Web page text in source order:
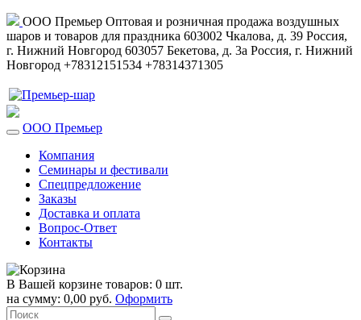
ООО Премьер Оптовая и розничная продажа воздушных
шаров и товаров для праздника 603002 Чкалова, д. 39 Россия,
г. Нижний Новгород 603057 Бекетова, д. 3а Россия, г. Нижний
Новгород +78312151534 +78314371305
ООО Премьер
Компания
Семинары и фестивали
Спецпредложение
Заказы
Доставка и оплата
Вопрос-Ответ
Контакты
В Вашей корзине товаров: 0 шт.
на сумму: 0,00 руб. Оформить